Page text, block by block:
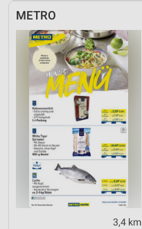
METRO
3,4 km